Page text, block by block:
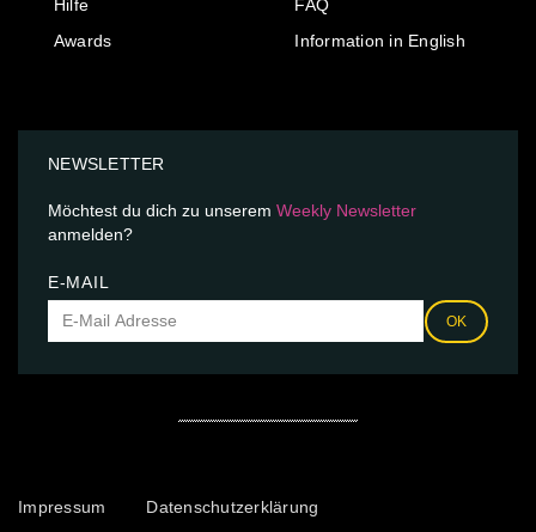
Hilfe
Awards
FAQ
Information in English
NEWSLETTER
Möchtest du dich zu unserem Weekly Newsletter
anmelden?
E-MAIL
OK
Impressum Datenschutzerklärung